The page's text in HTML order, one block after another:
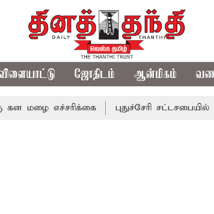
ஜோதிடம் ஆன்மிகம்
எச்சரிக்கை புதுச்சேரி சட்டசபையில் வரும்